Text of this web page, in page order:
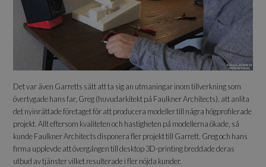
Det var även Garretts sätt att ta sig an utmaningar inom tillverkning som
övertygade hans far, Greg (huvudarkitekt på Faulkner Architects), att anlita
det nyinrättade företaget för att producera modeller till några högprofilerade
projekt. Allt eftersom kvaliteten och hastigheten på modellerna ökade, så
kunde Faulkner Architects disponera fler projekt till Garrett. Greg och hans
firma upplevde att övergången till desktop 3D-printing breddade deras
utbud av tjänster vilket resulterade i fler nöjda kunder.